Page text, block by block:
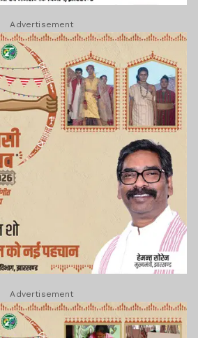
Advertisement
Advertisement